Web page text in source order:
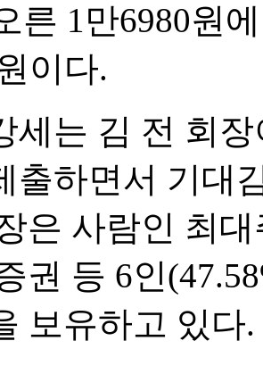
른 1만6980원
이다.
세는 김 전 회
출하면서 기대
은 사람인 최
권 등 6인
보유하고 있다.